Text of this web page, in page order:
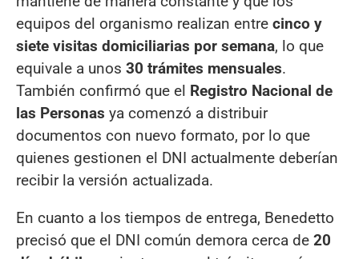
equipos del organismo realizan entre cinco y
siete visitas domiciliarias por semana, lo que
equivale a unos 30 trámites mensuales.
También confirmó que el Registro Nacional de
las Personas ya comenzó a distribuir
documentos con nuevo formato, por lo que
quienes gestionen el DNI actualmente deberían
recibir la versión actualizada.
En cuanto a los tiempos de entrega, Benedetto
precisó que el DNI común demora cerca de 20